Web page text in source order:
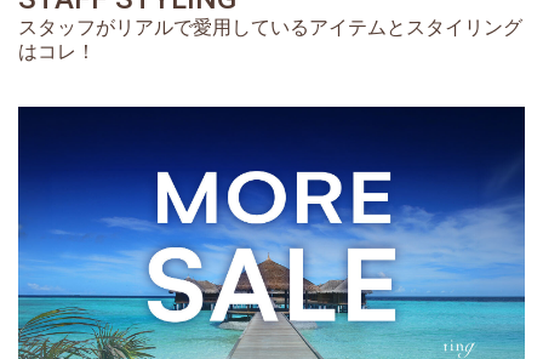
スタッフがリアルで愛用しているアイテムとスタイリング
はコレ！